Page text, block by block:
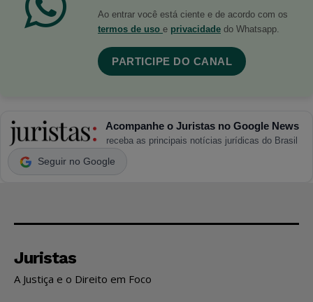
Ao entrar você está ciente e de acordo com os
termos de uso e privacidade do Whatsapp.
PARTICIPE DO CANAL
Acompanhe o Juristas no Google News
receba as principais notícias jurídicas do Brasil
Seguir no Google
Juristas
A Justiça e o Direito em Foco